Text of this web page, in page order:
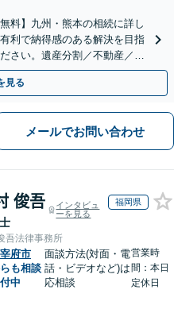
料】九州・熊本の相続に詳し
利で納得感のある解決を目指
さい。遺産分割／不動産／遺
放棄【完全個室】
見る
メールでお問い合わせ
俊吾
インタビュ
ーを見る
福岡県
吾法律事務所
府市
も相談
中
面談方法(対面・電
話・ビデオなど)は
応相談
営業時
間：本日
定休日